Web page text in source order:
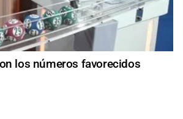
los números favorecidos